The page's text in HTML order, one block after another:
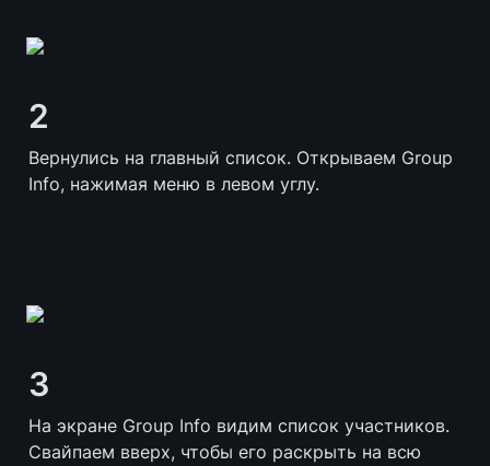
2
Вернулись на главный список. Открываем Group
Info, нажимая меню в левом углу.
3
На экране Group Info видим список участников.
Свайпаем вверх, чтобы его раскрыть на всю